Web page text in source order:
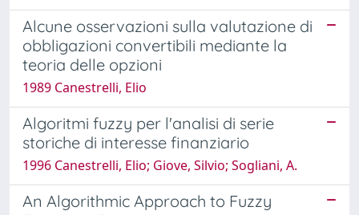
Alcune osservazioni sulla valutazione di
obbligazioni convertibili mediante la
teoria delle opzioni
1989 Canestrelli, Elio
Algoritmi fuzzy per l'analisi di serie
storiche di interesse finanziario
1996 Canestrelli, Elio; Giove, Silvio; Sogliani, A.
An Algorithmic Approach to Fuzzy